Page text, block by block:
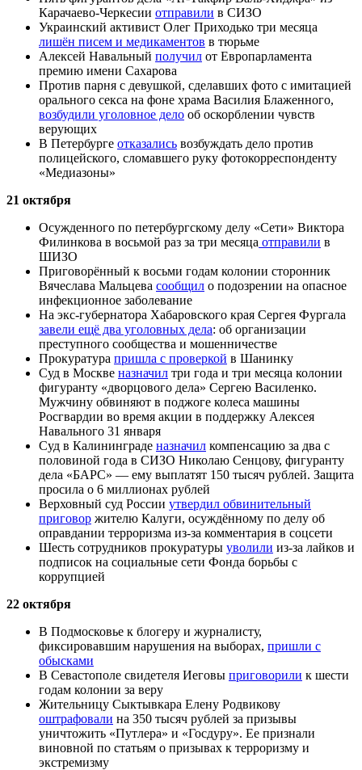
Карачаево-Черкесии отправили в СИЗО
Украинский активист Олег Приходько три месяца
лишён писем и медикаментов в тюрьме
Алексей Навальный получил от Европарламента
премию имени Сахарова
Против парня с девушкой, сделавших фото с имитацией
орального секса на фоне храма Василия Блаженного,
возбудили уголовное дело об оскорблении чувств
верующих
В Петербурге отказались возбуждать дело против
полицейского, сломавшего руку фотокорреспонденту
«Медиазоны»
21 октября
Осужденного по петербургскому делу «Сети» Виктора
Филинкова в восьмой раз за три месяца отправили в
ШИЗО
Приговорённый к восьми годам колонии сторонник
Вячеслава Мальцева сообщил о подозрении на опасное
инфекционное заболевание
На экс-губернатора Хабаровского края Сергея Фургала
завели ещё два уголовных дела: об организации
преступного сообщества и мошенничестве
Прокуратура пришла с проверкой в Шанинку
Суд в Москве назначил три года и три месяца колонии
фигуранту «дворцового дела» Сергею Василенко.
Мужчину обвиняют в поджоге колеса машины
Росгвардии во время акции в поддержку Алексея
Навального 31 января
Суд в Калининграде назначил компенсацию за два с
половиной года в СИЗО Николаю Сенцову, фигуранту
дела «БАРС» — ему выплатят 150 тысяч рублей. Защита
просила о 6 миллионах рублей
Верховный суд России утвердил обвинительный
приговор жителю Калуги, осуждённому по делу об
оправдании терроризма из-за комментария в соцсети
Шесть сотрудников прокуратуры уволили из-за лайков и
подписок на социальные сети Фонда борьбы с
коррупцией
22 октября
В Подмосковье к блогеру и журналисту,
фиксировавшим нарушения на выборах, пришли с
обысками
В Севастополе свидетеля Иеговы приговорили к шести
годам колонии за веру
Жительницу Сыктывкара Елену Родвикову
оштрафовали на 350 тысяч рублей за призывы
уничтожить «Путлера» и «Госдуру». Ее признали
виновной по статьям о призывах к терроризму и
экстремизму